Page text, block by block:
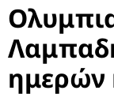
ημερών